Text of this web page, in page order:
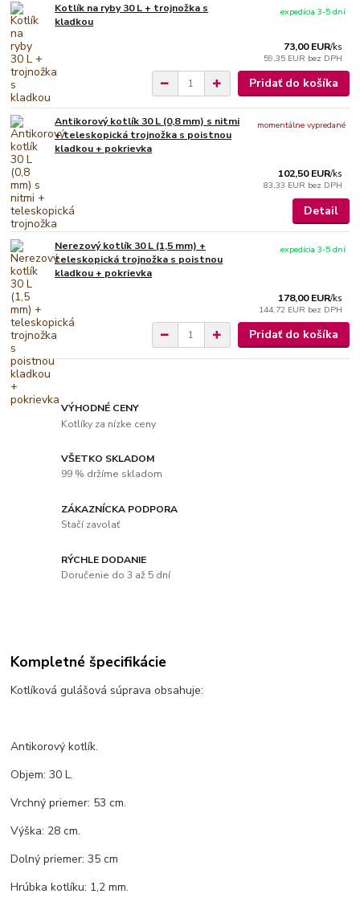
Kotlík na ryby 30 L + trojnožka s
kladkou
73,00 EUR/ks
59,35 EUR bez DPH
expedícia 3-5 dní
Pridať do košíka
Antikorový kotlík 30 L (0,8 mm) s nitmi
+ teleskopická trojnožka s poistnou
kladkou + pokrievka
102,50 EUR/ks
83,33 EUR bez DPH
momentálne vypredané
Detail
Nerezový kotlík 30 L (1,5 mm) +
teleskopická trojnožka s poistnou
kladkou + pokrievka
178,00 EUR/ks
144,72 EUR bez DPH
expedícia 3-5 dní
Pridať do košíka
VÝHODNÉ CENY
Kotlíky za nízke ceny
VŠETKO SKLADOM
99 % držíme skladom
ZÁKAZNÍCKA PODPORA
Stačí zavolať
RÝCHLE DODANIE
Doručenie do 3 až 5 dní
Kompletné špecifikácie
Kotlíková gulášová súprava obsahuje:
Antikorový kotlík.
Objem: 30 L.
Vrchný priemer: 53 cm.
Výška: 28 cm.
Dolný priemer: 35 cm
Hrúbka kotlíku: 1,2 mm.